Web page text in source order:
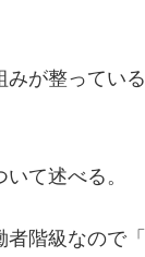
が整ってい
て述べる。
階級なので